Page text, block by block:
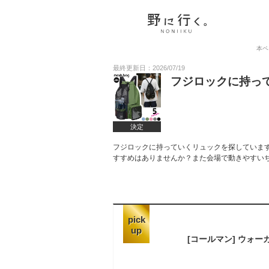
本
最終更新日：2026/07/19
決定
フジロックに持っ
フジロックに持っていくリュックを探してい
すすめはありませんか？また会場で動きやす
pick
up